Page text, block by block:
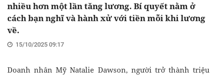
nhiều hơn một lần tăng lương. Bí quyết nằm ở
cách bạn nghĩ và hành xử với tiền mỗi khi lương
về.
15/10/2025 09:17
Doanh nhân Mỹ Natalie Dawson, người trở thành triệu